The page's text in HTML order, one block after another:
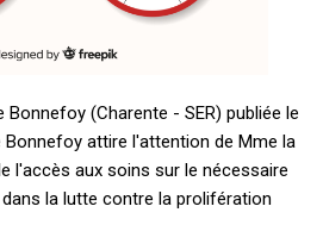
(Charente - SER) publiée le
attire l'attention de Mme la
l'accès aux soins sur le nécessaire
la lutte contre la prolifération